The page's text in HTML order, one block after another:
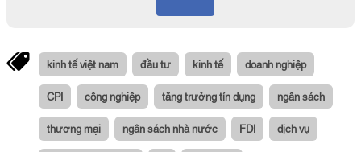
kinh tế việt nam đầu tư kinh tế doanh nghiệp
CPI công nghiệp tăng trưởng tín dụng ngân sách
thương mại ngân sách nhà nước FDI dịch vụ